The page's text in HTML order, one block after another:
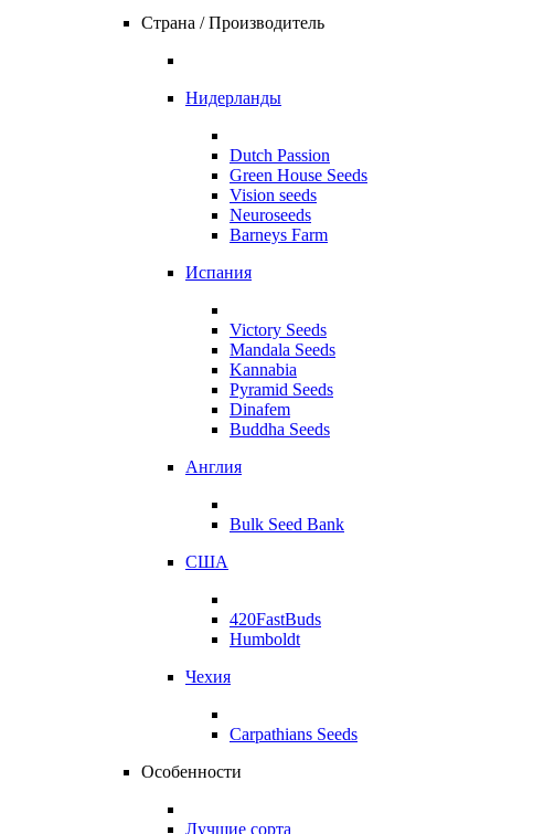
Страна / Производитель
Нидерланды
Dutch Passion
Green House Seeds
Vision seeds
Neuroseeds
Barneys Farm
Испания
Victory Seeds
Mandala Seeds
Kannabia
Pyramid Seeds
Dinafem
Buddha Seeds
Англия
Bulk Seed Bank
США
420FastBuds
Humboldt
Чехия
Carpathians Seeds
Особенности
Лучшие сорта